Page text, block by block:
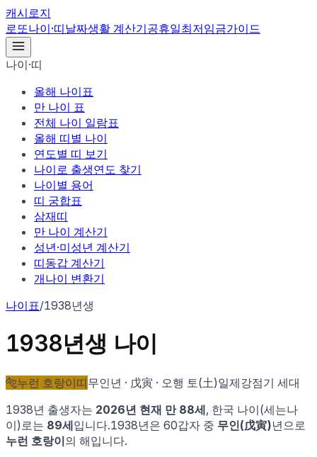
캐시로지
로또나이·띠날짜생활 계산기공휴일최저임금가이드
나이·띠
올해 나이표
만 나이 표
전체 나이 일람표
올해 띠별 나이
연도별 띠 보기
나이로 출생연도 찾기
나이별 용어
띠 궁합표
삼재띠
만 나이 계산기
성년·미성년 계산기
띠동갑 계산기
개나이 변환기
나이표/1938년생
1938년생 나이
🐅누런 호랑이띠무인 년 · 戊寅 · 오행 토(土)일제강점기 세대
1938년 출생자는 2026년 현재 만 88세, 한국 나이(세는나
이)로는 89세입니다.1938년은 60갑자 중 무인(戊寅)년으로
누런 호랑이의 해입니다.